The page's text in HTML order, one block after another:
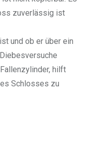
zuverlässig ist
und ob er über ein
hilft
Schlosses zu